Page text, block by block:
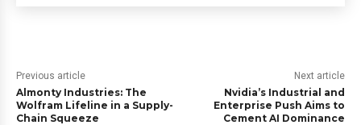
Previous article
Almonty Industries: The
Wolfram Lifeline in a Supply-
Chain Squeeze
Next article
Nvidia’s Industrial and
Enterprise Push Aims to
Cement AI Dominance